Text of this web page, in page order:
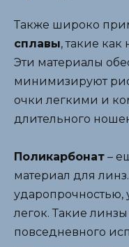
Также широко
сплавы, такие
Эти материалы
минимизируют
очки легкими и
длительного
Поликарбонат –
материал для
ударопрочностью,
легок. Такие
повседневного